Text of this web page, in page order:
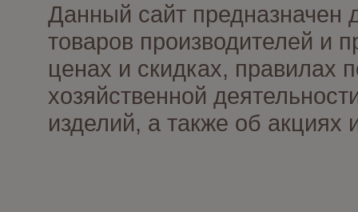
Данный сайт предназначен
товаров производителей и
ценах и скидках, правилах
хозяйственной
изделий, а также об